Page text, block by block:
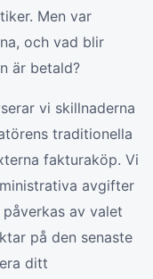
Men var
och vad blir
är betald?
vi skillnaderna
traditionella
fakturaköp. Vi
avgifter
av valet
på den senaste
ditt